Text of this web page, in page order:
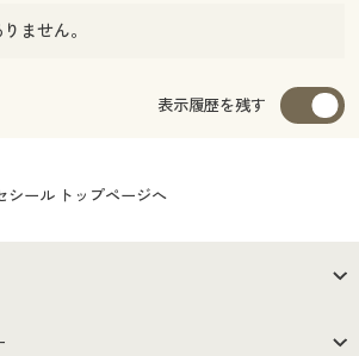
ません。
表示履歴を残す
シール トップページへ